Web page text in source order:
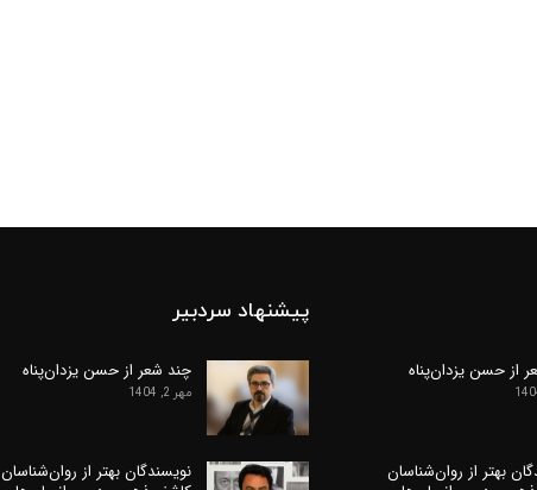
از حسن یزدان‌پناه
بهتر از روان‌شناسان
پیشنهاد سردبیر
چند شعر از حسن یزدان‌پناه
مهر 2, 1404
نویسندگان بهتر از روان‌شناسان